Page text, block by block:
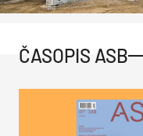
ČASOPIS ASB